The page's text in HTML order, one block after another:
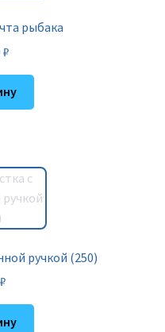
рыбака
₽
ручкой (250)
₽